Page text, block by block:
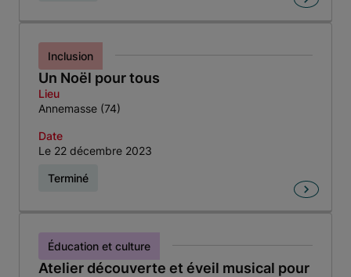
Un Noël pour tous
Inclusion
Lieu
Annemasse (74)
Date
Le 22 décembre 2023
Terminé
Atelier découverte et éveil musical pour
Éducation et culture